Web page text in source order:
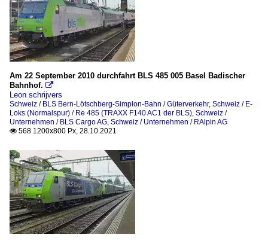
Am 22 September 2010 durchfahrt BLS 485 005 Basel Badischer
Bahnhof. 
Leon schrijvers
Schweiz / BLS Bern-Lötschberg-Simplon-Bahn / Güterverkehr, Schweiz / E-
Loks (Normalspur) / Re 485 (TRAXX F140 AC1 der BLS), Schweiz /
Unternehmen / BLS Cargo AG, Schweiz / Unternehmen / RAlpin AG
 568 1200x800 Px, 28.10.2021